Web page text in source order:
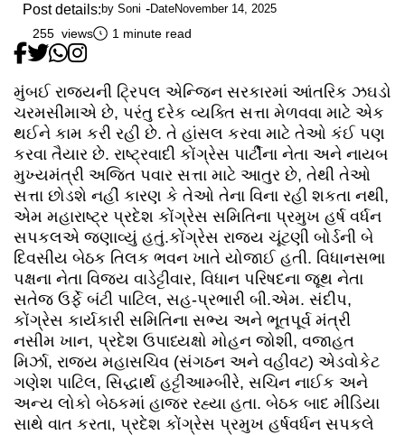
Post details: by Soni DateNovember 14, 2025
255 views 1 minute read
મુંબઈ રાજ્યની ટ્રિપલ એન્જિન સરકારમાં આંતરિક ઝઘડો
ચરમસીમાએ છે, પરંતુ દરેક વ્યક્તિ સત્તા મેળવવા માટે એક
થઈને કામ કરી રહી છે. તે હાંસલ કરવા માટે તેઓ કંઈ પણ
કરવા તૈયાર છે. રાષ્ટ્રવાદી કોંગ્રેસ પાર્ટીના નેતા અને નાયબ
મુખ્યમંત્રી અજિત પવાર સત્તા માટે આતુર છે, તેથી તેઓ
સત્તા છોડશે નહીં કારણ કે તેઓ તેના વિના રહી શકતા નથી,
એમ મહારાષ્ટ્ર પ્રદેશ કોંગ્રેસ સમિતિના પ્રમુખ હર્ષ વર્ધન
સપકલએ જણાવ્યું હતું.કોંગ્રેસ રાજ્ય ચૂંટણી બોર્ડની બે
દિવસીય બેઠક તિલક ભવન ખાતે યોજાઈ હતી. વિધાનસભા
પક્ષના નેતા વિજય વાડેટ્ટીવાર, વિધાન પરિષદના જૂથ નેતા
સતેજ ઉર્ફે બંટી પાટિલ, સહ-પ્રભારી બી.એમ. સંદીપ,
કોંગ્રેસ કાર્યકારી સમિતિના સભ્ય અને ભૂતપૂર્વ મંત્રી
નસીમ ખાન, પ્રદેશ ઉપાધ્યક્ષો મોહન જોશી, વજાહત
મિર્ઝા, રાજ્ય મહાસચિવ (સંગઠન અને વહીવટ) એડવોકેટ
ગણેશ પાટિલ, સિદ્ધાર્થ હટ્ટીઆમ્બીરે, સચિન નાઈક અને
અન્ય લોકો બેઠકમાં હાજર રહ્યા હતા. બેઠક બાદ મીડિયા
સાથે વાત કરતા, પ્રદેશ કોંગ્રેસ પ્રમુખ હર્ષવર્ધન સપકલે